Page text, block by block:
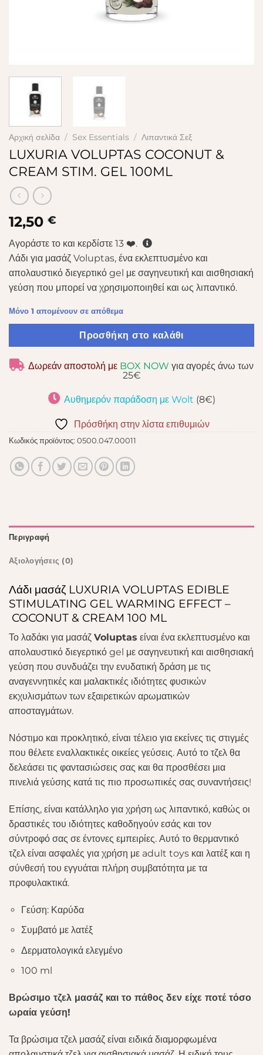
Αρχική σελίδα / Sex Essentials / Λιπαντικά Σεξ
LUXURIA VOLUPTAS COCONUT &
CREAM STIM. GEL 100ML
12,50 €
Αγοράστε το και κερδίστε 13 ❤️.
Λάδι για μασάζ Voluptas, ένα εκλεπτυσμένο και
απολαυστικό διεγερτικό gel με σαγηνευτική και αισθησιακή
γεύση που μπορεί να χρησιμοποιηθεί και ως λιπαντικό.
Μόνο 1 απομένουν σε απόθεμα
Προσθήκη στο καλάθι
Δωρεάν αποστολή με BOX NOW για αγορές άνω των
25€
Αυθημερόν παράδοση με Wolt (8€)
Πρόσθήκη στην λίστα επιθυμιών
Κωδικός προϊόντος: 0500.047.00011
Περιγραφή
Αξιολογήσεις (0)
Λάδι μασάζ LUXURIA VOLUPTAS EDIBLE
STIMULATING GEL WARMING EFFECT –
COCONUT & CREAM 100 ML
Το λαδάκι για μασάζ Voluptas είναι ένα εκλεπτυσμένο και
απολαυστικό διεγερτικό gel με σαγηνευτική και αισθησιακή
γεύση που συνδυάζει την ενυδατική δράση με τις
αναγεννητικές και μαλακτικές ιδιότητες φυσικών
εκχυλισμάτων των εξαιρετικών αρωματικών
αποσταγμάτων.
Νόστιμο και προκλητικό, είναι τέλειο για εκείνες τις στιγμές
που θέλετε εναλλακτικές οικείες γεύσεις. Αυτό το τζελ θα
δελεάσει τις φαντασιώσεις σας και θα προσθέσει μια
πινελιά γεύσης κατά τις πιο προσωπικές σας συναντήσεις!
Επίσης, είναι κατάλληλο για χρήση ως λιπαντικό, καθώς οι
δραστικές του ιδιότητες καθοδηγούν εσάς και τον
σύντροφό σας σε έντονες εμπειρίες. Αυτό το θερμαντικό
τζελ είναι ασφαλές για χρήση με adult toys και λατέξ και η
σύνθεσή του εγγυάται πλήρη συμβατότητα με τα
προφυλακτικά.
Γεύση: Καρύδα
Συμβατό με λατέξ
Δερματολογικά ελεγμένο
100 ml
Βρώσιμο τζελ μασάζ και το πάθος δεν είχε ποτέ τόσο
ωραία γεύση!
Τα βρώσιμα τζελ μασάζ είναι ειδικά διαμορφωμένα